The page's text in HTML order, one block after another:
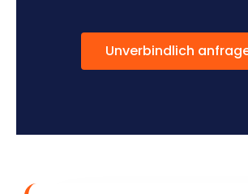
Unverbindlich